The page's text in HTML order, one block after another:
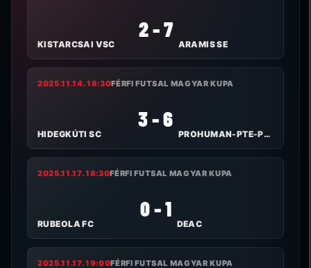
KISTARCSAI VSC
2 - 7
ARAMIS SE
2025.11.14. 18:30FÉRFI FUTSAL MAGYAR KUPA
HIDEGKÚTI SC
3 - 6
PROHUMAN-PTE-PEAC
2025.11.17. 18:30FÉRFI FUTSAL MAGYAR KUPA
RUBEOLA FC
0 - 1
DEAC
2025.11.17. 19:00FÉRFI FUTSAL MAGYAR KUPA